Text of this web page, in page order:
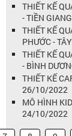
THIẾT KẾ
- TIỀN
THIẾT KẾ
PHƯỚC -
THIẾT KẾ
- BÌNH
THIẾT KẾ
26/10/2022
MÔ HÌNH
24/10/2022